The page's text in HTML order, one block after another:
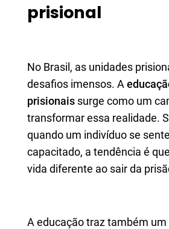
prisional
No Brasil, as unidades
desafios imensos. A
prisionais surge como um
transformar essa realidade.
quando um indivíduo se
capacitado, a tendência é
vida diferente ao sair da
A educação traz também